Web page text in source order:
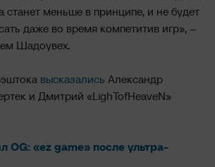
станет меньше в принципе, и не будет
даже во время компетитив игр», –
Шадоувех.
высказались Александр
и Дмитрий «LighTofHeaveN»
OG: «ez game» после ультра-